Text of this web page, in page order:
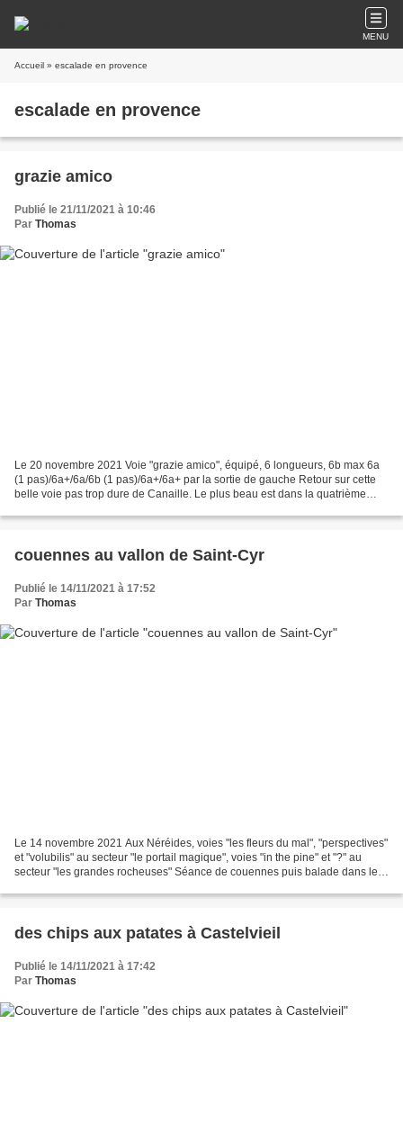
MENU
Accueil » escalade en provence
escalade en provence
grazie amico
Publié le 21/11/2021 à 10:46
Par Thomas
Le 20 novembre 2021 Voie "grazie amico", équipé, 6 longueurs, 6b max 6a
(1 pas)/6a+/6a/6b (1 pas)/6a+/6a+ par la sortie de gauche Retour sur cette
belle voie pas trop dure de Canaille. Le plus beau est dans la quatrième
couennes au vallon de Saint-Cyr
Publié le 14/11/2021 à 17:52
Par Thomas
Le 14 novembre 2021 Aux Néréides, voies "les fleurs du mal", "perspectives"
et "volubilis" au secteur "le portail magique", voies "in the pine" et "?" au
secteur "les grandes rocheuses" Séance de couennes puis balade dans le
des chips aux patates à Castelvieil
Publié le 14/11/2021 à 17:42
Par Thomas